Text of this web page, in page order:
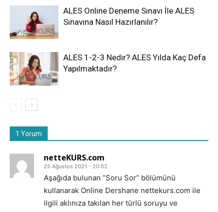
ALES Online Deneme Sınavı İle ALES
Sınavına Nasıl Hazırlanılır?
ALES 1-2-3 Nedir? ALES Yılda Kaç Defa
Yapılmaktadır?
1 Yorum
netteKURS.com
25 Ağustos 2021 - 20:52
Aşağıda bulunan “Soru Sor” bölümünü
kullanarak Online Dershane nettekurs.com ile
ilgili aklınıza takılan her türlü soruyu ve